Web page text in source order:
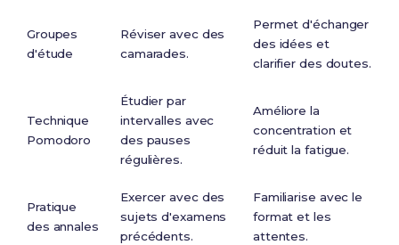
Groupes
d'étude
Réviser avec des
camarades.
Permet d'échanger
des idées et
clarifier des doutes.
Technique
Pomodoro
Étudier par
intervalles avec
des pauses
régulières.
Améliore la
concentration et
réduit la fatigue.
Pratique
des annales
Exercer avec des
sujets d'examens
précédents.
Familiarise avec le
format et les
attentes.